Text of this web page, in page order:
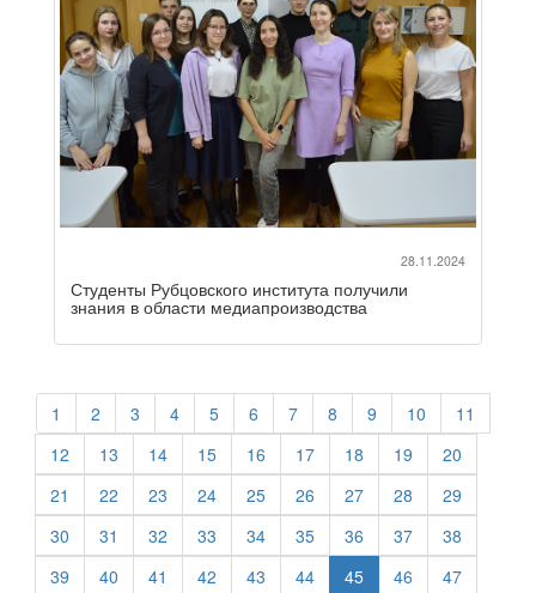
28.11.2024
Студенты Рубцовского института получили
знания в области медиапроизводства
1 2 3 4 5 6 7 8 9 10
11
12
13 14 15 16 17 18 19
20
21
22 23 24 25 26 27 28
29
30
31 32 33 34 35 36 37
38
39
40 41 42 43 44 45 46
47